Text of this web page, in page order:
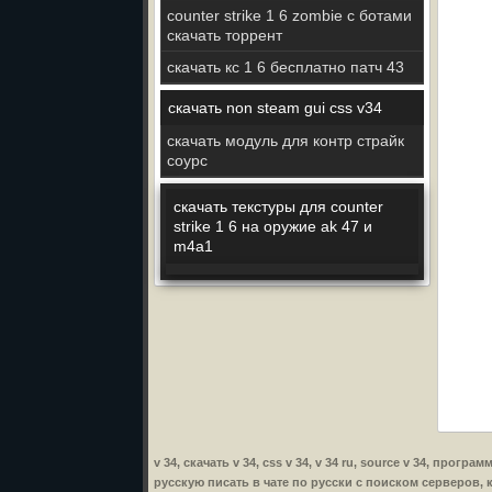
counter strike 1 6 zombie с ботами
скачать торрент
скачать кс 1 6 бесплатно патч 43
скачать non steam gui css v34
скачать модуль для контр страйк
соурс
скачать текстуры для counter
strike 1 6 на оружие ak 47 и
m4a1
v 34, скачать v 34, css v 34, v 34 ru, source v 34,
русскую писать в чате по русски с поиском серверов,